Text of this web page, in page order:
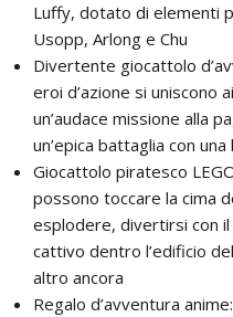
Luffy, dotato di elementi
Usopp, Arlong e Chu
Divertente giocattolo
eroi d’azione si uniscono
un’audace missione alla
un’epica battaglia con
Giocattolo piratesco
possono toccare la cima
esplodere, divertirsi con
cattivo dentro l’edificio
altro ancora
Regalo d’avventura